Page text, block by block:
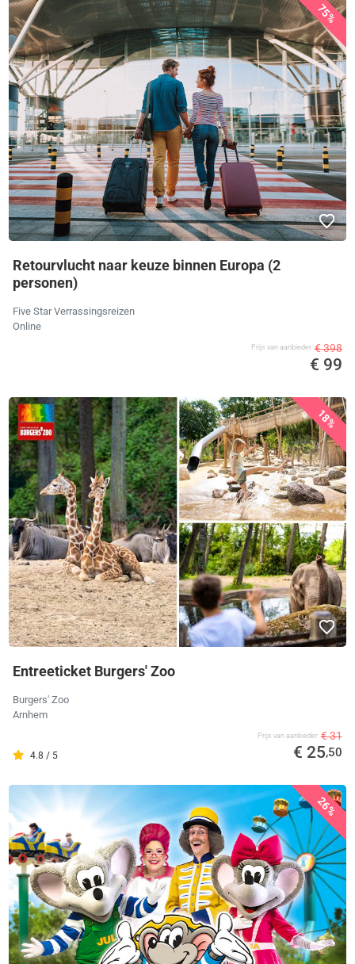
75%
Retourvlucht naar keuze binnen Europa (2
personen)
Five Star Verrassingsreizen
Online
Prijs van aanbieder € 398
€ 99
18%
Entreeticket Burgers' Zoo
Burgers' Zoo
Arnhem
4.8 / 5
Prijs van aanbieder € 31
€ 25,50
26%